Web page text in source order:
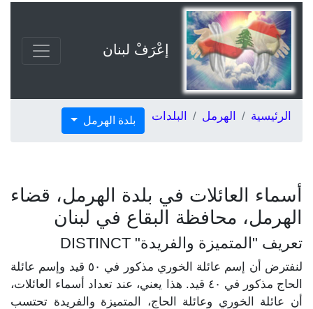
إعْرَفْ لبنان
الرئيسية الهرمل البلدات بلدة الهرمل
أسماء العائلات في بلدة الهرمل، قضاء
الهرمل، محافظة البقاع في لبنان
تعريف "المتميزة والفريدة" DISTINCT
لنفترض أن إسم عائلة الخوري مذكور في ٥٠ قيد وإسم عائلة
الحاج مذكور في ٤٠ قيد. هذا يعني، عند تعداد أسماء العائلات،
أن عائلة الخوري وعائلة الحاج، المتميزة والفريدة تحتسب